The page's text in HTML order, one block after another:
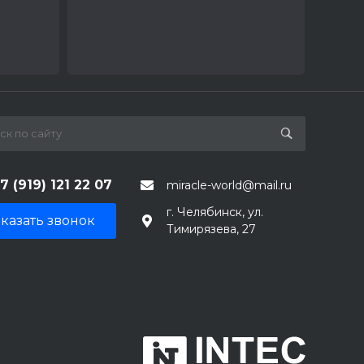
(919) 121 22 07 miracle-world@mail.ru
звонок
г. Челябинск, ул.
Тимирязева, 27